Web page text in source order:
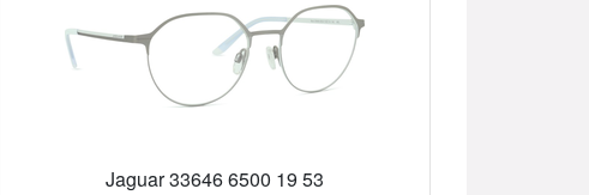
Jaguar 33646 6500 19 53